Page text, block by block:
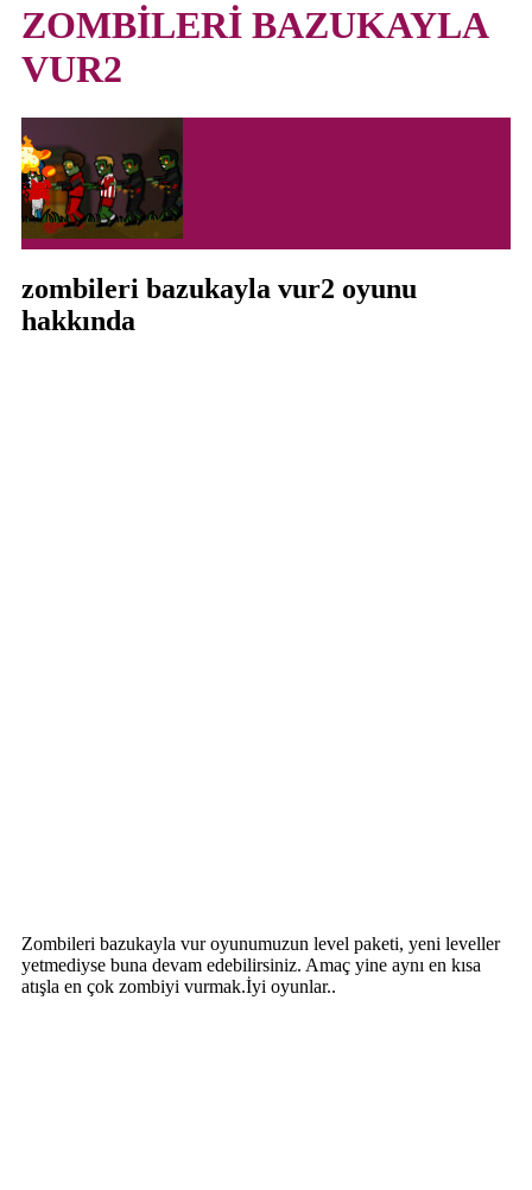
ZOMBİLERİ BAZUKAYLA
VUR2
zombileri bazukayla vur2 oyunu
hakkında
Zombileri bazukayla vur oyunumuzun level paketi, yeni leveller
yetmediyse buna devam edebilirsiniz. Amaç yine aynı en kısa
atışla en çok zombiyi vurmak.İyi oyunlar..